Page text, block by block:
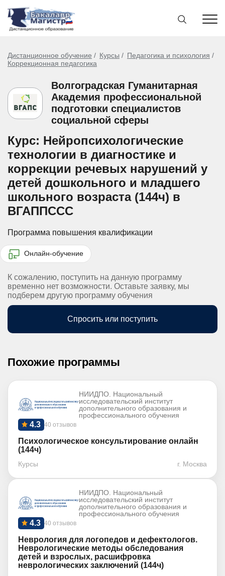
Дистанционное обучение Курсы
Педагогика и психология
Коррекционная педагогика
Волгоградская Гуманитарная
Академия профессиональной
подготовки специалистов
социальной сферы
Курс: Нейропсихологические
технологии в диагностике и
коррекции речевых нарушений у
детей дошкольного и младшего
школьного возраста (144ч) в
ВГАППССС
Программа повышения квалификации
Онлайн-обучение
К сожалению, поступить на данную программу
временно нет возможности. Оставьте заявку, мы
подберем другую программу обучения
Спросить или поступить
Похожие программы
НИИДПО. Национальный
исследовательский институт
дополнительного образования и
профессионального обучения
40 отзывов
4.3
Психологическое консультирование онлайн
(144ч)
Курсы г. Москва
НИИДПО. Национальный
исследовательский институт
дополнительного образования и
профессионального обучения
40 отзывов
4.3
Неврология для логопедов и дефектологов.
Неврологические методы обследования
детей и взрослых, расшифровка
неврологических заключений (144ч)